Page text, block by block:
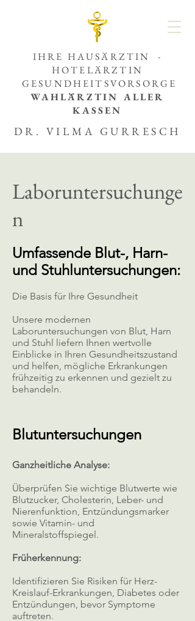
IHRE HAUSÄRZTIN -
HOTELÄRZTIN
GESUNDHEITSVORSORGE
WAHLÄRZTIN ALLER
KASSEN
DR. VILMA GURRESCH
Laboruntersuchunge
n
Umfassende Blut-, Harn-
und Stuhluntersuchungen:
Die Basis für Ihre Gesundheit
Unsere modernen
Laboruntersuchungen von Blut, Harn
und Stuhl liefern Ihnen wertvolle
Einblicke in Ihren Gesundheitszustand
und helfen, mögliche Erkrankungen
frühzeitig zu erkennen und gezielt zu
behandeln.
Blutuntersuchungen
Ganzheitliche Analyse:
Überprüfen Sie wichtige Blutwerte wie
Blutzucker, Cholesterin, Leber- und
Nierenfunktion, Entzündungsmarker
sowie Vitamin- und
Mineralstoffspiegel.
Früherkennung:
Identifizieren Sie Risiken für Herz-
Kreislauf-Erkrankungen, Diabetes oder
Entzündungen, bevor Symptome
auftreten.